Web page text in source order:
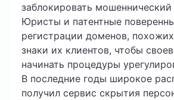
заблокировать мошеннический
Юристы и патентные
регистрации доменов,
знаки их клиентов, чтобы
начинать процедуры
В последние годы широкое
получил сервис скрытия